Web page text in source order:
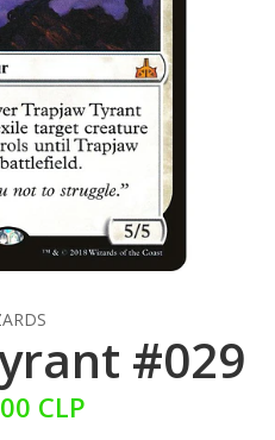
#029
CLP